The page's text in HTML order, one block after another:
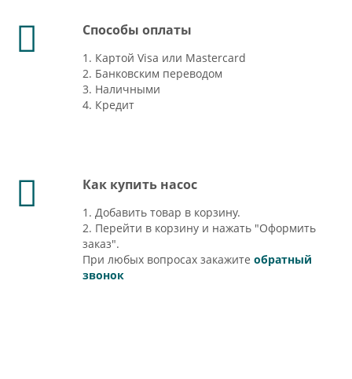
Способы оплаты
1. Картой Visa или Mastercard
2. Банковским переводом
3. Наличными
4. Кредит
Как купить насос
1. Добавить товар в корзину.
2. Перейти в корзину и нажать "Оформить
заказ".
При любых вопросах закажите обратный
звонок